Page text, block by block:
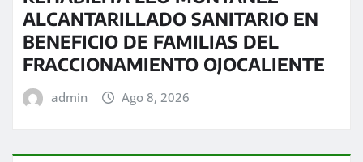
ALCANTARILLADO SANITARIO EN
BENEFICIO DE FAMILIAS DEL
FRACCIONAMIENTO OJOCALIENTE
admin Ago 8, 2026